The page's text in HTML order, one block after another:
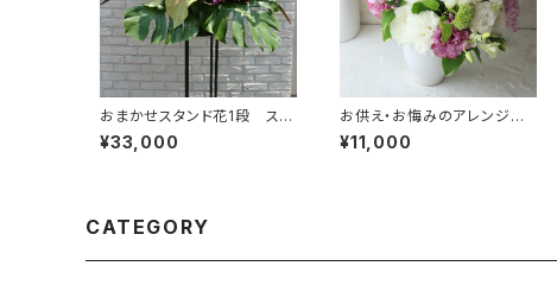
おまかせスタンド花1段 スペ
シャル（東京23区送料無料）
#3105
¥33,000
お供え・お悔みのアレンジメ
ント #7103
¥11,000
CATEGORY